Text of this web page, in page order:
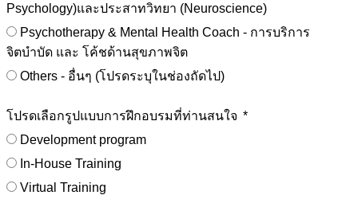
Psychology)และประสาทวิทยา (Neuroscience)
Psychotherapy & Mental Health Coach - การบริการ
จิตบำบัด และ โค้ชด้านสุขภาพจิต
Others - อื่นๆ (โปรดระบุในช่องถัดไป)
โปรดเลือกรูปแบบการฝึกอบรมที่ท่านสนใจ
Development program
In-House Training
Virtual Training